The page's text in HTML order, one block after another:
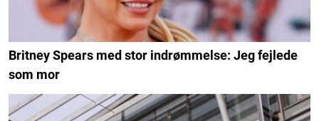
Britney Spears med stor indrømmelse: Jeg fejlede
som mor